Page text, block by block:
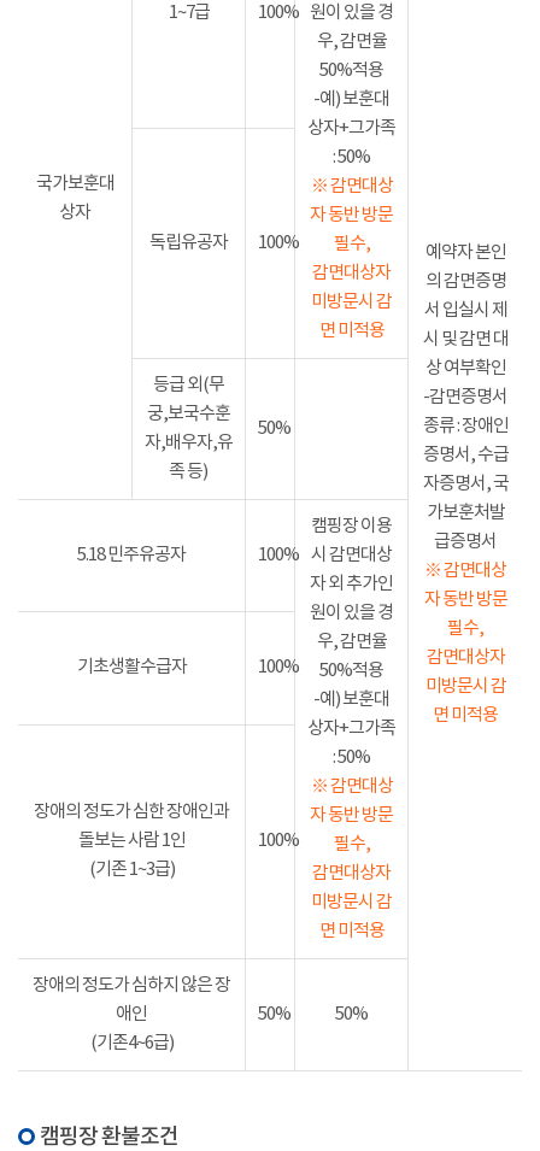
국가보훈대
상자
1~7급 100% 원이 있을 경
우, 감면율
50%적용
-예) 보훈대
상자+그가족
: 50%
※ 감면대상
자 동반 방문
필수,
감면대상자
미방문시 감
면 미적용
예약자 본인
의 감면증명
서 입실시 제
시 및 감면 대
상 여부확인
-감면증명서
종류 : 장애인
증명서, 수급
자증명서, 국
가보훈처발
급증명서
※ 감면대상
자 동반 방문
필수,
감면대상자
미방문시 감
면 미적용
독립유공자 100%
등급 외(무
궁,보국수훈
자,배우자,유
족 등)
50%
5.18 민주유공자 100%
캠핑장 이용
시 감면대상
자 외 추가인
원이 있을 경
우, 감면율
50%적용
-예) 보훈대
상자+그가족
: 50%
※ 감면대상
자 동반 방문
필수,
감면대상자
미방문시 감
면 미적용
기초생활수급자 100%
장애의 정도가 심한 장애인과
돌보는 사람 1인
(기존 1~3급)
100%
장애의 정도가 심하지 않은 장
애인
(기존4~6급)
50% 50%
캠핑장 환불조건